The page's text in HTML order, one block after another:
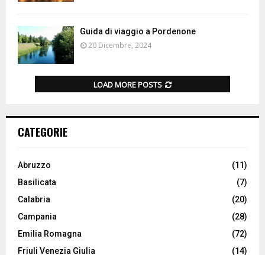
Guida di viaggio a Pordenone
20 Dicembre, 2024
LOAD MORE POSTS
CATEGORIE
Abruzzo
(11)
Basilicata
(7)
Calabria
(20)
Campania
(28)
Emilia Romagna
(72)
Friuli Venezia Giulia
(14)